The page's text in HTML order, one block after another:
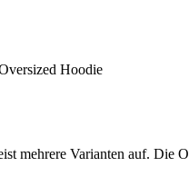
mehrere Varianten auf. Die